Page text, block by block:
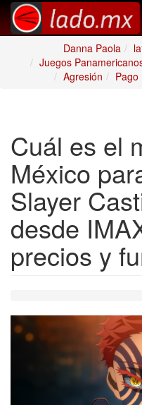
Danna Paola
Juegos
Agresión
Pago
Cuál es el
México
Slayer
desde
precios y